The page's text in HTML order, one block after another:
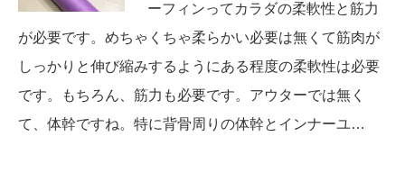
ーフィンってカラダの柔軟性と筋力
が必要です。めちゃくちゃ柔らかい必要は無くて筋肉が
しっかりと伸び縮みするようにある程度の柔軟性は必要
です。もちろん、筋力も必要です。アウターでは無く
て、体幹ですね。特に背骨周りの体幹とインナーユ…